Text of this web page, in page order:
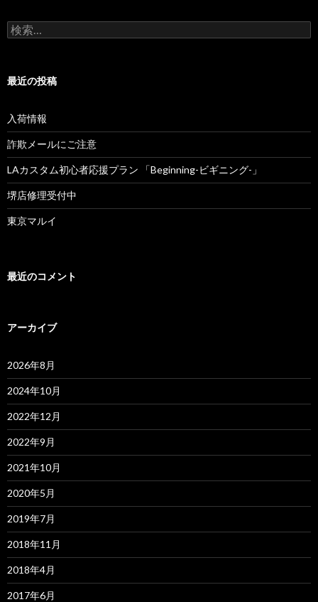
シ
ン
検
索
最近の投稿
入荷情報
詐欺メールにご注意
LAカスタム初心者応援プラン 「Beginning-ビギニング-」
堺店修理受付中
東京マルイ
最近のコメント
アーカイブ
2026年8月
2024年10月
2022年12月
2022年9月
2021年10月
2020年5月
2019年7月
2018年11月
2018年4月
2017年6月